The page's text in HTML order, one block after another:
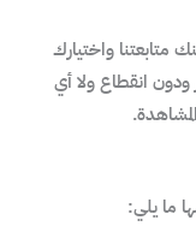
متابعتنا واختيارك
انقطاع ولا أي
ما يلي: